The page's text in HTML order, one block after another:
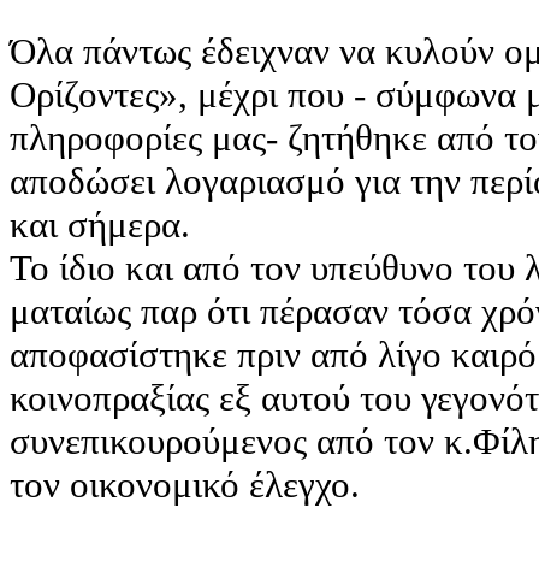
Όλα πάντως έδειχναν να κυλούν
Ορίζοντες», μέχρι που - σύμφωνα
πληροφορίες μας- ζητήθηκε από
αποδώσει λογαριασμό για την
και σήμερα.
Το ίδιο και από τον υπεύθυνο του
ματαίως παρ ότι πέρασαν τόσα
αποφασίστηκε πριν από λίγο
κοινοπραξίας εξ αυτού του
συνεπικουρούμενος από τον
τον οικονομικό έλεγχο.